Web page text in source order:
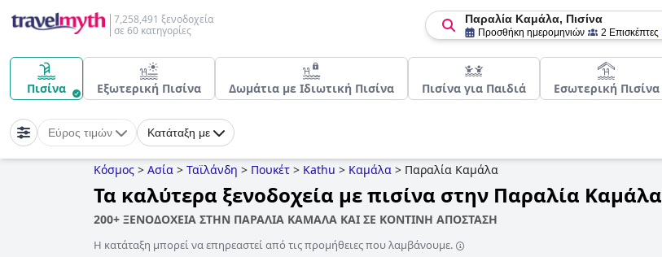
7,258,491 ξενοδοχεία
σε 60 κατηγορίες
Παραλία Καμάλα, Πισίνα
Προσθήκη ημερομηνιών 2 Επισκέπτες
Πισίνα Εξωτερική Πισίνα Δωμάτια με Ιδιωτική Πισίνα Πισίνα για Παιδιά Εσωτερική Πισίνα
Εύρος τιμών Κατάταξη με
Κόσμος > Ασία > Ταϊλάνδη > Πουκέτ > Kathu > Καμάλα > Παραλία Καμάλα
Τα καλύτερα ξενοδοχεία με πισίνα στην Παραλία Καμάλα
200+ ΞΕΝΟΔΟΧΕΙΑ ΣΤΗΝ ΠΑΡΑΛΙΑ ΚΑΜΑΛΑ ΚΑΙ ΣΕ ΚΟΝΤΙΝΗ ΑΠΟΣΤΑΣΗ
Η κατάταξη μπορεί να επηρεαστεί από τις προμήθειες που λαμβάνουμε.